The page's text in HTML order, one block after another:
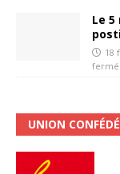
Le
18
UNION